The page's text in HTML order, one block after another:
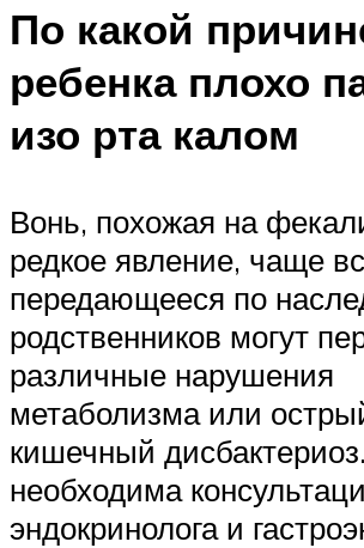
По какой
ребенка плохо
изо рта калом
Вонь, похожая на
редкое явление, чаще
передающееся по
родственников могут
различные нарушения
метаболизма или
кишечный
необходима
эндокринолога и